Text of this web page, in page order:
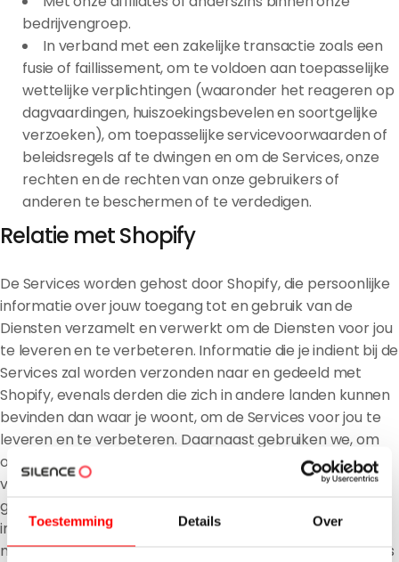
Toestemming Details Over
bedrijvengroep.
In verband met een zakelijke transactie zoals een
fusie of faillissement, om te voldoen aan toepasselijke
wettelijke verplichtingen (waaronder het reageren op
dagvaardingen, huiszoekingsbevelen en soortgelijke
verzoeken), om toepasselijke servicevoorwaarden of
beleidsregels af te dwingen en om de Services, onze
rechten en de rechten van onze gebruikers of
anderen te beschermen of te verdedigen.
Relatie met Shopify
De Services worden gehost door Shopify, die persoonlijke
informatie over jouw toegang tot en gebruik van de
Diensten verzamelt en verwerkt om de Diensten voor jou
te leveren en te verbeteren. Informatie die je indient bij de
Services zal worden verzonden naar en gedeeld met
Shopify, evenals derden die zich in andere landen kunnen
bevinden dan waar je woont, om de Services voor jou te
leveren en te verbeteren. Daarnaast gebruiken we, om
ons bedrijf te helpen beschermen, groeien en
verbeteren, bepaalde Shopify verbeterde functies die
gegevens en informatie bevatten die zijn verkregen uit je
interacties met onze winkel, samen met andere
merchants en met Shopify. Om deze verbeterde functies